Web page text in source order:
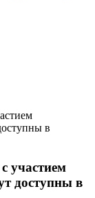
в
участием
доступны в